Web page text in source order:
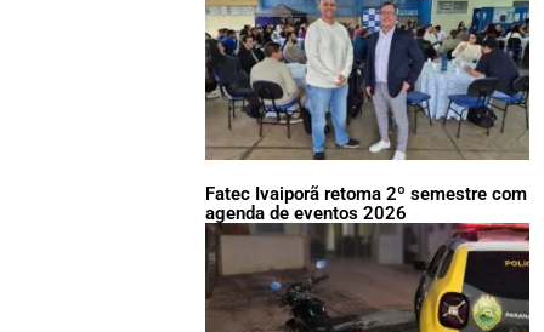
Fatec Ivaiporã retoma 2º semestre com
agenda de eventos 2026